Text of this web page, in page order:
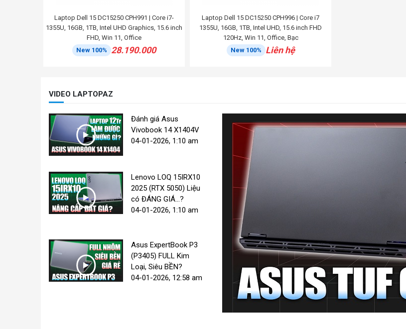
Laptop Dell 15 DC15250 CPH991 | Core i7-
1355U, 16GB, 1TB, Intel UHD Graphics, 15.6 inch
FHD, Win 11, Office
New 100%
28.190.000
Laptop Dell 15 DC15250 CPH996 | Core i7
1355U, 16GB, 1TB, Intel UHD, 15.6 inch FHD
120Hz, Win 11, Office, Bạc
New 100% Liên hệ
VIDEO LAPTOPAZ
Đánh giá Asus
Vivobook 14 X1404V
04-01-2026, 1:10 am
Lenovo LOQ 15IRX10
2025 (RTX 5050) Liệu
có ĐÁNG GIÁ...?
04-01-2026, 1:10 am
Asus ExpertBook P3
(P3405) FULL Kim
Loại, Siêu BỀN?
04-01-2026, 12:58 am